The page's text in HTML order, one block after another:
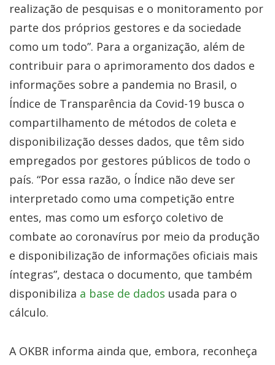
realização de pesquisas e o monitoramento por
parte dos próprios gestores e da sociedade
como um todo”. Para a organização, além de
contribuir para o aprimoramento dos dados e
informações sobre a pandemia no Brasil, o
Índice de Transparência da Covid-19 busca o
compartilhamento de métodos de coleta e
disponibilização desses dados, que têm sido
empregados por gestores públicos de todo o
país. “Por essa razão, o Índice não deve ser
interpretado como uma competição entre
entes, mas como um esforço coletivo de
combate ao coronavírus por meio da produção
e disponibilização de informações oficiais mais
íntegras”, destaca o documento, que também
disponibiliza a base de dados usada para o
cálculo.
A OKBR informa ainda que, embora, reconheça